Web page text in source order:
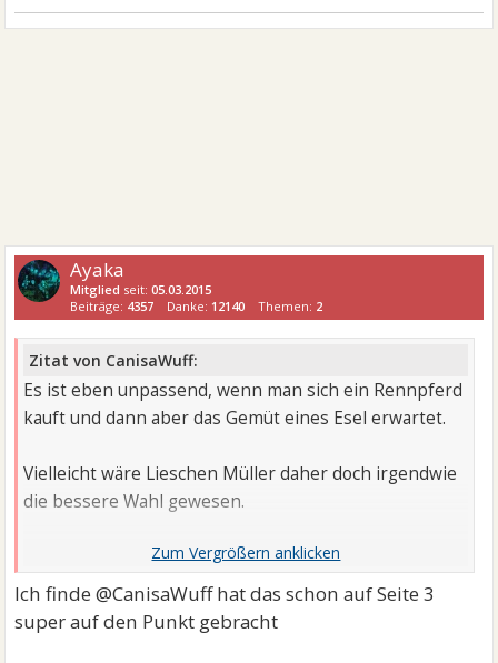
Ayaka
Mitglied seit:05.03.2015
Beiträge: 4357 Danke: 12140 Themen: 2
Zitat von CanisaWuff:
Es ist eben unpassend, wenn man sich ein Rennpferd
kauft und dann aber das Gemüt eines Esel erwartet.
Vielleicht wäre Lieschen Müller daher doch irgendwie
die bessere Wahl gewesen.
Die sieht vermutlich halt nicht so klasse aus.
Ich finde @CanisaWuff hat das schon auf Seite 3
super auf den Punkt gebracht